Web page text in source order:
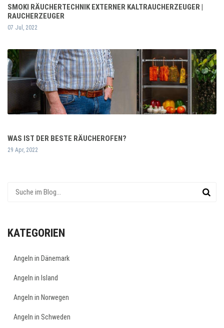
SMOKI RÄUCHERTECHNIK EXTERNER KALTRAUCHERZEUGER |
RAUCHERZEUGER
07 Jul, 2022
WAS IST DER BESTE RÄUCHEROFEN?
29 Apr, 2022
KATEGORIEN
Angeln in Dänemark
Angeln in Island
Angeln in Norwegen
Angeln in Schweden